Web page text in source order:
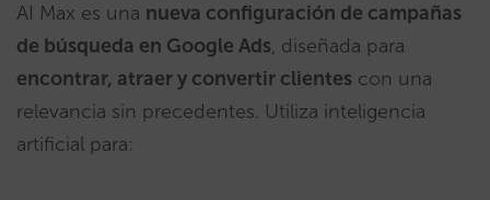
AI Max es una nueva configuración de campañas
de búsqueda en Google Ads, diseñada para
encontrar, atraer y convertir clientes con una
relevancia sin precedentes. Utiliza inteligencia
artificial para: